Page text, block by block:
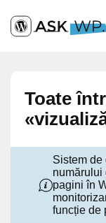
Toate
Sistem de
numărului
pagini în
funcție de